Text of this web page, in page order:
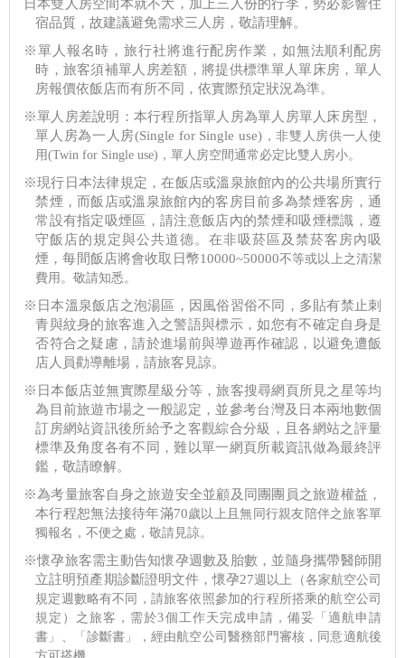
日本雙人房空間本就不大，加上三人份的行李，勢必影響住
宿品質，故建議避免需求三人房，敬請理解。
※單人報名時，旅行社將進行配房作業，如無法順利配房
時，旅客須補單人房差額，將提供標準單人單床房，單人
房報價依飯店而有所不同，依實際預定狀況為準。
※單人房差說明 ： 本行程所指單人房為單人房單人床房型，
單人房為一人房(Single for Single use)，非雙人房供一人使
用(Twin for Single use) ，單人房空間通常必定比雙人房小。
※現行日本法律規定，在飯店或溫泉旅館內的公共場所實行
禁煙，而飯店或溫泉旅館內的客房目前多為禁煙客房，通
常設有指定吸煙區，請注意飯店內的禁煙和吸煙標識，遵
守飯店的規定與公共道德。在非吸菸區及禁菸客房內吸
煙，每間飯店將會收取日幣10000~50000不等或以上之清潔
費用。敬請知悉。
※日本溫泉飯店之泡湯區，因風俗習俗不同，多貼有禁止刺
青與紋身的旅客進入之警語與標示，如您有不確定自身是
否符合之疑慮，請於進場前與導遊再作確認，以避免遭飯
店人員勸導離場，請旅客見諒。
※日本飯店並無實際星級分等，旅客搜尋網頁所見之星等均
為目前旅遊市場之一般認定，並參考台灣及日本兩地數個
訂房網站資訊後所給予之客觀綜合分級，且各網站之評量
標準及角度各有不同，難以單一網頁所載資訊做為最終評
鑑，敬請瞭解。
※為考量旅客自身之旅遊安全並顧及同團團員之旅遊權益，
本行程恕無法接待年滿70歲以上且無同行親友陪伴之旅客單
獨報名，不便之處，敬請見諒。
※懷孕旅客需主動告知懷孕週數及胎數，並隨身攜帶醫師開
立註明預產期診斷證明文件，懷孕27週以上（各家航空公司
規定週數略有不同，請旅客依照參加的行程所搭乘的航空公司
規定）之旅客，需於3個工作天完成申請，備妥「適航申請
書」、「診斷書」，經由航空公司醫務部門審核，同意適航後